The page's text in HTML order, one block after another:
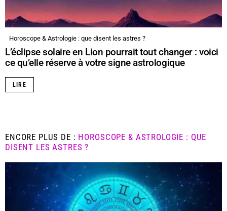
Horoscope & Astrologie : que disent les astres ?
L’éclipse solaire en Lion pourrait tout changer : voici
ce qu’elle réserve à votre signe astrologique
LIRE
ENCORE PLUS DE : HOROSCOPE & ASTROLOGIE : QUE
DISENT LES ASTRES ?